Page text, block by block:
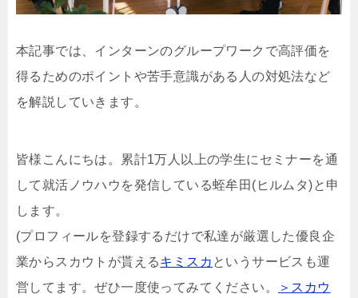
本記事では、インターンのグループワークで高評価を
得るためのポイントや苦手意識がある人の対処法など
を解説していきます。
皆様こんにちは。累計1万人以上の学生にセミナーを通
して就活ノウハウを発信している蛭牟田(ヒルムタ)と申
します。
(プロフィールを登録するだけで私達が厳選した優良企
業からスカウトが貰えるキミスカ というサービスも運
営してます。ぜひ一度使ってみてください。
＞スカウ